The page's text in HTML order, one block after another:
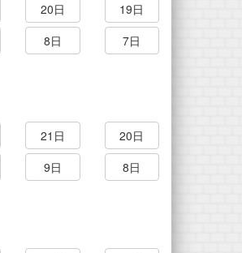
20日
19日
8日
7日
21日
20日
9日
8日